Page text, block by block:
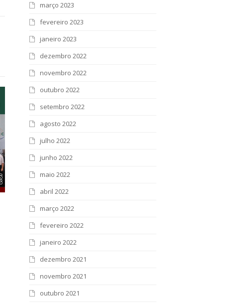
março 2023
fevereiro 2023
janeiro 2023
dezembro 2022
novembro 2022
outubro 2022
setembro 2022
agosto 2022
julho 2022
junho 2022
maio 2022
abril 2022
março 2022
fevereiro 2022
janeiro 2022
dezembro 2021
novembro 2021
outubro 2021